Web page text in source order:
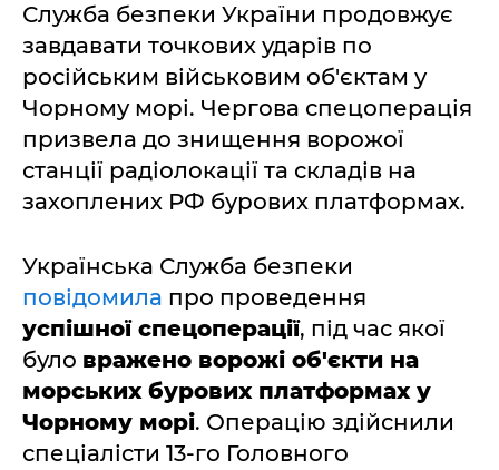
Служба безпеки України продовжує
завдавати точкових ударів по
російським військовим об'єктам у
Чорному морі. Чергова спецоперація
призвела до знищення ворожої
станції радіолокації та складів на
захоплених РФ бурових платформах.
Українська Служба безпеки
повідомила про проведення
успішної спецоперації, під час якої
було вражено ворожі об'єкти на
морських бурових платформах у
Чорному морі. Операцію здійснили
спеціалісти 13-го Головного